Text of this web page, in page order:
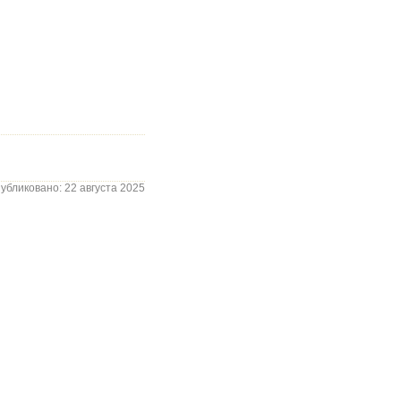
22 августа 2025